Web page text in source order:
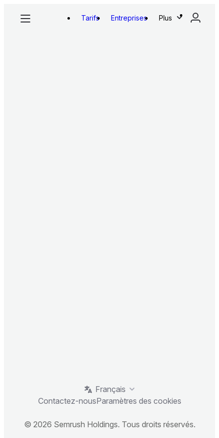
Tarifs Entreprises Plus
Français
Contactez-nousParamètres des cookies
© 2026 Semrush Holdings. Tous droits réservés.